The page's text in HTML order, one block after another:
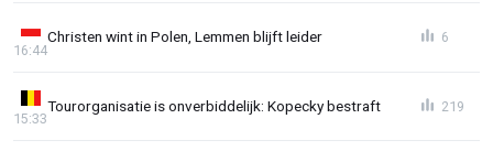
Christen wint in Polen, Lemmen blijft leider
16:44
6
Tourorganisatie is onverbiddelijk: Kopecky bestraft
15:33
219